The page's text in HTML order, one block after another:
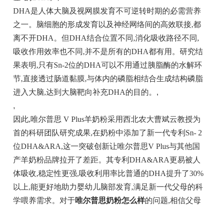
DHA是人体大脑及视网膜发育不可逆转时期的必需营养
之一。脑细胞的形成发育以及神经网络间的高效联接,都
离不开DHA。但DHA结合位置不同,消化吸收路径不同,
吸收作用效率也不同,并不是所有的DHA都有用。研究结
果表明,只有Sn-2位的DHA可以不用通过胰脂酶的水解环
节,直接透过肠道黏膜,与体内的磷脂相结合生成结构磷脂
进入大脑,达到大脑靶向补充DHA的目的。 ,
,
因此,唯尔普思 V Plus羊奶粉采用西北农大曹斌云教授为
首的科研团队研究成果,在奶粉中添加了新一代专利Sn- 2
位DHA&ARA,这一突破创新让唯尔普思V Plus与其他国
产羊奶粉品牌拉开了差距。其专利DHA&ARA更易被人
体吸收,稳定性更强,吸收利用率比普通的DHA提升了30%
以上,能更好地助力婴幼儿脑部发育,满足新一代父母的科
学喂养需求。对于唯尔普思奶粉怎么样的问题,相信父母